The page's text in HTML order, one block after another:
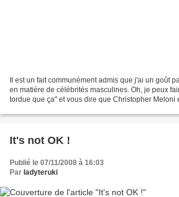
Il est un fait communément admis que j'ai un goût
en matière de célébrités masculines. Oh, je peux
tordue que ça" et vous dire que Christopher Meloni
It's not OK !
Publié le 07/11/2008 à 16:03
Par ladyteruki